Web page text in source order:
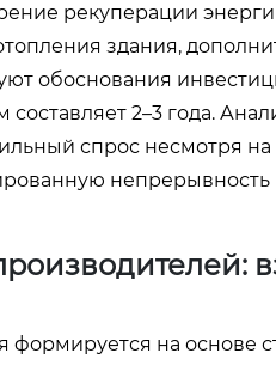
рекуперации
здания,
обоснования
составляет 2–3 года.
спрос несмотря
на основе